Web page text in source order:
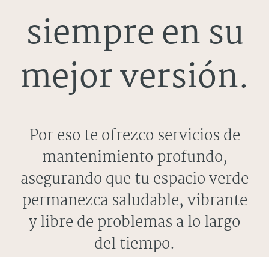
siempre en su
mejor versión.
Por eso te ofrezco servicios de
mantenimiento profundo,
asegurando que tu espacio verde
permanezca saludable, vibrante
y libre de problemas a lo largo
del tiempo.